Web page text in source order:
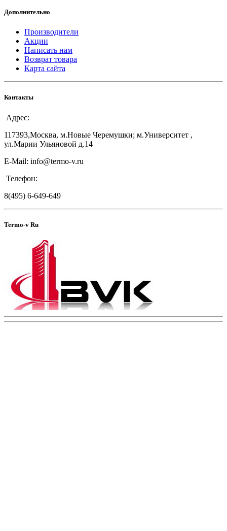
Дополнительно
Производители
Акции
Написать нам
Возврат товара
Карта сайта
Контакты
Адрес:
117393,Москва, м.Новые Черемушки; м.Университет ,
ул.Марии Ульяновой д.14
E-Mail: info@termo-v.ru
Телефон:
8(495) 6-649-649
Termo-v Ru